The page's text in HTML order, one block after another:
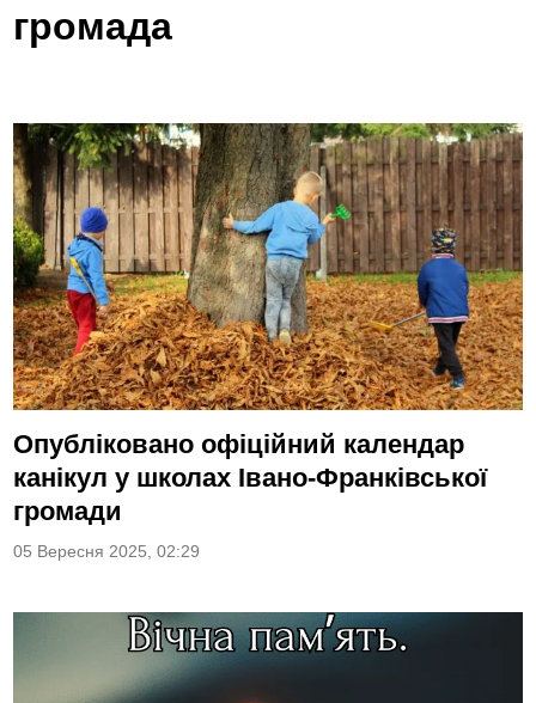
громада
Опубліковано офіційний календар
канікул у школах Івано-Франківської
громади
05 Вересня 2025, 02:29